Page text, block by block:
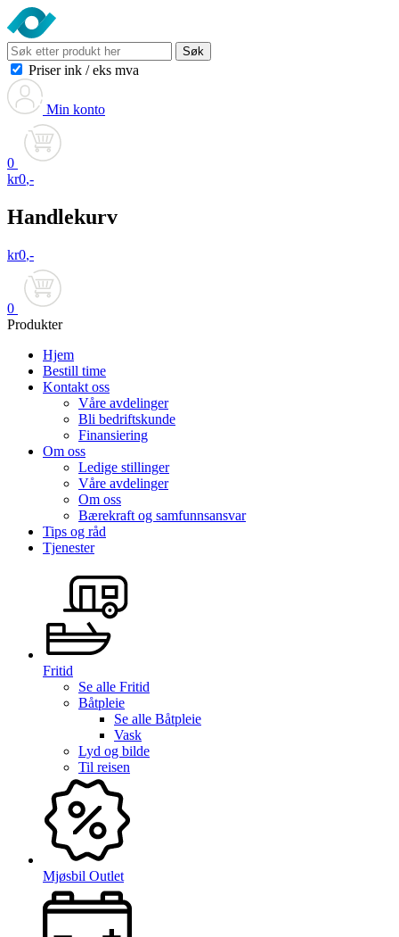
Søk
Priser ink / eks mva
Min konto
0
kr0,-
Handlekurv
kr0,-
0
Produkter
Hjem
Bestill time
Kontakt oss
Våre avdelinger
Bli bedriftskunde
Finansiering
Om oss
Ledige stillinger
Våre avdelinger
Om oss
Bærekraft og samfunnsansvar
Tips og råd
Tjenester
Fritid
Se alle Fritid
Båtpleie
Se alle Båtpleie
Vask
Lyd og bilde
Til reisen
Mjøsbil Outlet